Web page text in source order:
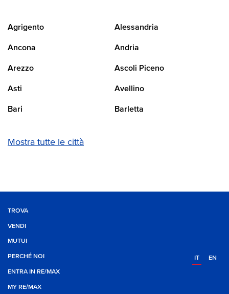
Agrigento Alessandria
Ancona Andria
Arezzo Ascoli Piceno
Asti Avellino
Bari Barletta
Mostra tutte le città
TROVA
VENDI
MUTUI
PERCHÉ NOI
ENTRA IN RE/MAX
MY RE/MAX
IT EN